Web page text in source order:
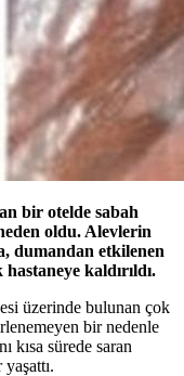
bir otelde sabah
oldu. Alevlerin
dumandan etkilenen
kaldırıldı.
üzerinde bulunan çok
bir nedenle
kısa sürede saran